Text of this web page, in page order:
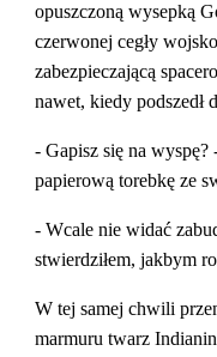
opuszczoną wysepką
czerwonej cegły
zabezpieczającą
nawet, kiedy podszedł
- Gapisz się na wyspę?
papierową torebkę ze
- Wcale nie widać
stwierdziłem, jakbym
W tej samej chwili
marmuru twarz